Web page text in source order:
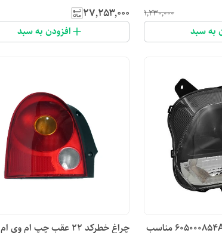
۱٬۲۳۰٬۰۰۰
به سبد
۲۷٬۲۵۳٬۰۰۰
افزودن به سبد
چراغ جلو چپ مدل 605000854AA مناسب چراغ خطرکد ۲۲ عقب چپ ام وی ام